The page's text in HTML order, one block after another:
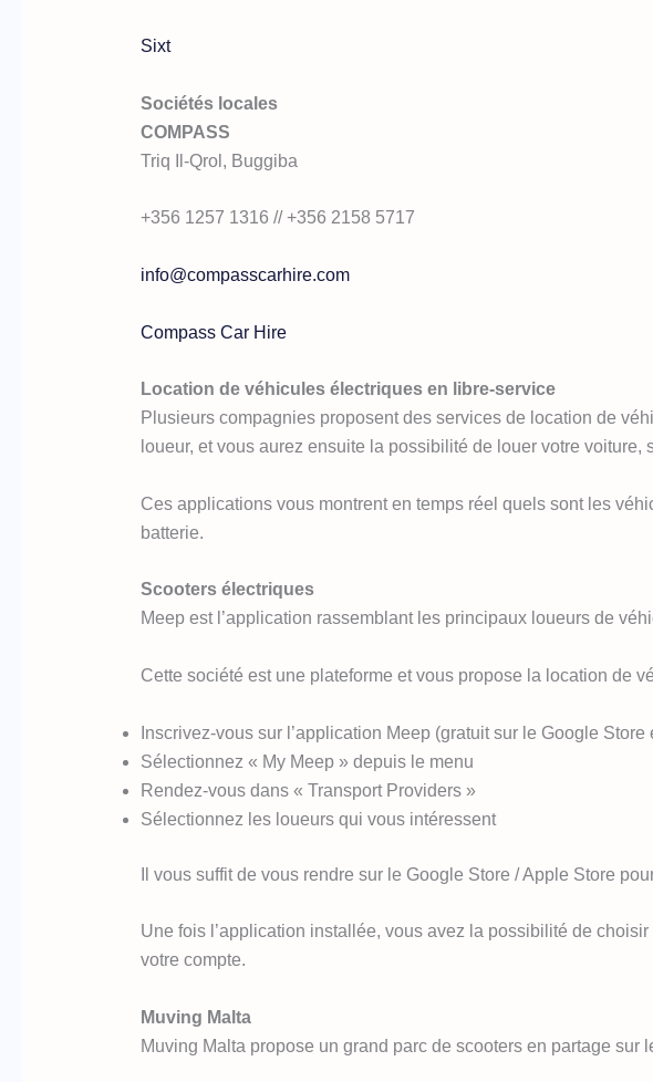
Sixt
Sociétés locales
COMPASS
Triq Il-Qrol, Buggiba
+356 1257 1316 // +356 2158 5717
info@compasscarhire.com
Compass Car Hire
Location de véhicules électriques en libre-service
Plusieurs compagnies proposent des services de location de
loueur, et vous aurez ensuite la possibilité de louer votre
Ces applications vous montrent en temps réel quels sont les
batterie.
Scooters électriques
Meep est l’application rassemblant les principaux loueurs de
Cette société est une plateforme et vous propose la location de
Inscrivez-vous sur l’application Meep (gratuit sur le Google Store
Sélectionnez « My Meep » depuis le menu
Rendez-vous dans « Transport Providers »
Sélectionnez les loueurs qui vous intéressent
Il vous suffit de vous rendre sur le Google Store / Apple Store
Une fois l’application installée, vous avez la possibilité de
votre compte.
Muving Malta
Muving Malta propose un grand parc de scooters en partage